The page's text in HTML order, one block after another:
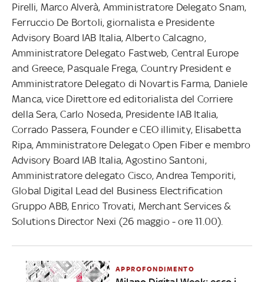
Pirelli, Marco Alverà, Amministratore Delegato Snam,
Ferruccio De Bortoli, giornalista e Presidente
Advisory Board IAB Italia, Alberto Calcagno,
Amministratore Delegato Fastweb, Central Europe
and Greece, Pasquale Frega, Country President e
Amministratore Delegato di Novartis Farma, Daniele
Manca, vice Direttore ed editorialista del Corriere
della Sera, Carlo Noseda, Presidente IAB Italia,
Corrado Passera, Founder e CEO illimity, Elisabetta
Ripa, Amministratore Delegato Open Fiber e membro
Advisory Board IAB Italia, Agostino Santoni,
Amministratore delegato Cisco, Andrea Temporiti,
Global Digital Lead del Business Electrification
Gruppo ABB, Enrico Trovati, Merchant Services &
Solutions Director Nexi (26 maggio - ore 11.00).
APPROFONDIMENTO